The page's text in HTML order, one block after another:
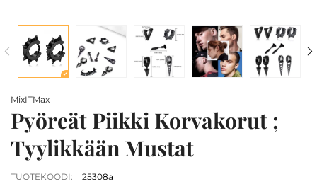
MixITMax
Pyöreät Piikki Korvakorut ;
Tyylikkään Mustat
TUOTEKOODI: 25308a